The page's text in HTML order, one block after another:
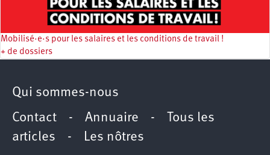
Mobilisé·e·s pour les salaires et les conditions de travail !
+ de dossiers
Qui sommes-nous
Contact - Annuaire -
Tous les
articles - Les nôtres